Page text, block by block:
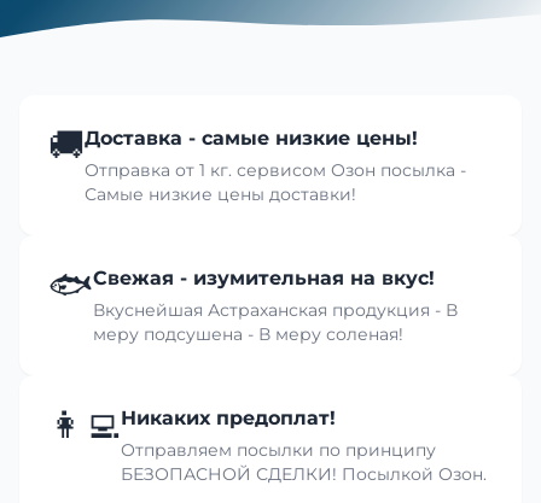
🚚Доставка - самые низкие цены!
Отправка от 1 кг. сервисом Озон посылка -
Самые низкие цены доставки!
🐟Свежая - изумительная на вкус!
Вкуснейшая Астраханская продукция - В
меру подсушена - В меру соленая!
👩‍💻Никаких предоплат!
Отправляем посылки по принципу
БЕЗОПАСНОЙ СДЕЛКИ! Посылкой Озон.